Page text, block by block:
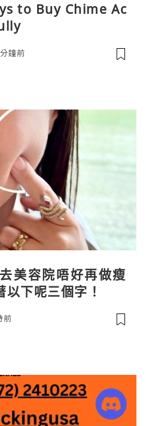
to Buy Chime Ac
鐘前
美容院唔好再做瘦
下呢三個字！
前